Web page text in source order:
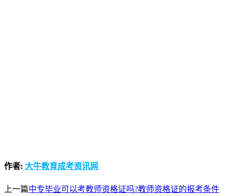
作者: 大牛教育成考资讯网
上一篇中专毕业可以考教师资格证吗?教师资格证的报考条件